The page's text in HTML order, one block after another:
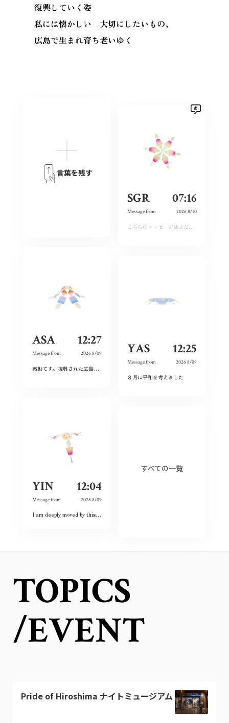
復興していく姿
私には懐かしい 大切にしたいもの、
広島で生まれ育ち老いゆく
言葉を残す
SGR 07:16
Message from 2026 8/10
こちらのメッセージはまだ運営承認前となります。しばらくおまちください。
ASA 12:27
Message from 2026 8/09
感動てす。復興された広島人の底力と企業力を改めて知らされました！
YAS 12:25
Message from 2026 8/09
８月に平和を考えました
YIN 12:04
Message from 2026 8/09
I am deeply moved by this exhibition because I have witnessed the spirit of courage and never-give-up among the land and the people. Although this city had once completely destroyed, but the people still believed the future and ordinary lives. That’s what I love this city so much and today is my second time visiting Hiroshima 🥰❤️
すべての一覧
TOPICS
/EVENT
Pride of Hiroshima ナイトミュージアム